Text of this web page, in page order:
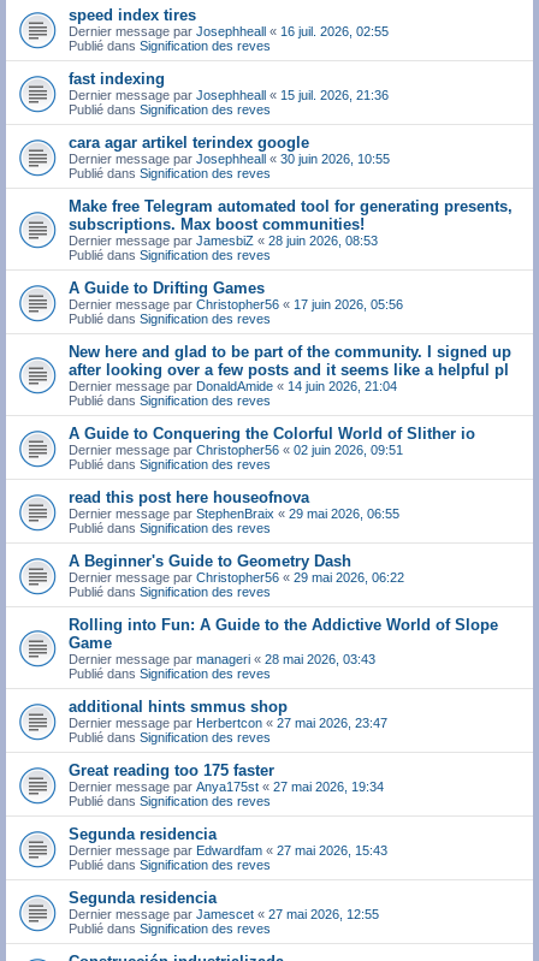
speed index tires
Dernier message par Josephheall « 16 juil. 2026, 02:55
Publié dans Signification des reves
fast indexing
Dernier message par Josephheall « 15 juil. 2026, 21:36
Publié dans Signification des reves
cara agar artikel terindex google
Dernier message par Josephheall « 30 juin 2026, 10:55
Publié dans Signification des reves
Make free Telegram automated tool for generating presents,
subscriptions. Max boost communities!
Dernier message par JamesbiZ « 28 juin 2026, 08:53
Publié dans Signification des reves
A Guide to Drifting Games
Dernier message par Christopher56 « 17 juin 2026, 05:56
Publié dans Signification des reves
New here and glad to be part of the community. I signed up
after looking over a few posts and it seems like a helpful pl
Dernier message par DonaldAmide « 14 juin 2026, 21:04
Publié dans Signification des reves
A Guide to Conquering the Colorful World of Slither io
Dernier message par Christopher56 « 02 juin 2026, 09:51
Publié dans Signification des reves
read this post here houseofnova
Dernier message par StephenBraix « 29 mai 2026, 06:55
Publié dans Signification des reves
A Beginner's Guide to Geometry Dash
Dernier message par Christopher56 « 29 mai 2026, 06:22
Publié dans Signification des reves
Rolling into Fun: A Guide to the Addictive World of Slope
Game
Dernier message par manageri « 28 mai 2026, 03:43
Publié dans Signification des reves
additional hints smmus shop
Dernier message par Herbertcon « 27 mai 2026, 23:47
Publié dans Signification des reves
Great reading too 175 faster
Dernier message par Anya175st « 27 mai 2026, 19:34
Publié dans Signification des reves
Segunda residencia
Dernier message par Edwardfam « 27 mai 2026, 15:43
Publié dans Signification des reves
Segunda residencia
Dernier message par Jamescet « 27 mai 2026, 12:55
Publié dans Signification des reves